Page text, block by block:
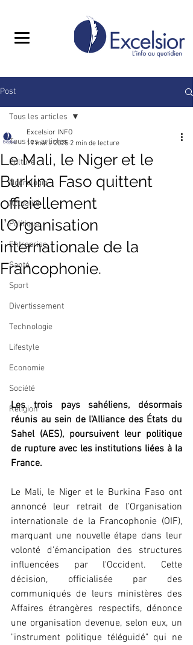
Post
Tous les articles
Culture
Nécrologie
Actualité
Politique
Entreprise
Santé
Sport
Divertissement
Technologie
Lifestyle
Economie
Société
Religion
Tous les articles
Le Mali, le Niger et le
Burkina Faso quittent
officiellement
l’Organisation
internationale de la
Francophonie.
Excelsior INFO
19 mars 2025 2 min de lecture
Les trois pays sahéliens, désormais
réunis au sein de l'Alliance des États du
Sahel (AES), poursuivent leur politique
de rupture avec les institutions liées à la
France.
Le Mali, le Niger et le Burkina Faso ont
annoncé leur retrait de l’Organisation
internationale de la Francophonie (OIF),
marquant une nouvelle étape dans leur
volonté d'émancipation des structures
influencées par l'Occident. Cette
décision, officialisée par des
communiqués de leurs ministères des
Affaires étrangères respectifs, dénonce
une organisation devenue, selon eux, un
"instrument politique téléguidé" qui ne